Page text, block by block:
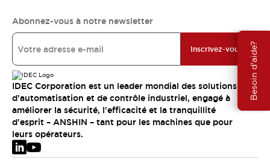
Besoin d'aide?
Abonnez-vous à notre newsletter
Inscrivez-vous
IDEC Corporation est un leader mondial des solutions
d'automatisation et de contrôle industriel, engagé à
améliorer la sécurité, l'efficacité et la tranquillité
d'esprit – ANSHIN – tant pour les machines que pour
leurs opérateurs.